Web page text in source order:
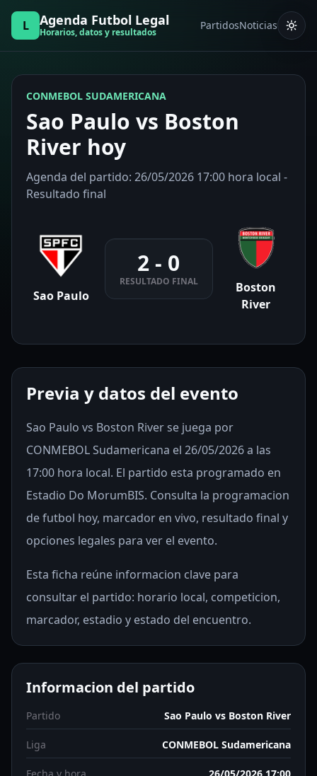
L Agenda Futbol Legal
Horarios, datos y resultados
PartidosNoticias
CONMEBOL SUDAMERICANA
Sao Paulo vs Boston
River hoy
Agenda del partido: 26/05/2026 17:00 hora local -
Resultado final
Sao Paulo
2 - 0
RESULTADO FINAL
Boston
River
Previa y datos del evento
Sao Paulo vs Boston River se juega por
CONMEBOL Sudamericana el 26/05/2026 a las
17:00 hora local. El partido esta programado en
Estadio Do MorumBIS. Consulta la programacion
de futbol hoy, marcador en vivo, resultado final y
opciones legales para ver el evento.
Esta ficha reúne informacion clave para
consultar el partido: horario local, competicion,
marcador, estadio y estado del encuentro.
Informacion del partido
Partido Sao Paulo vs Boston River
Liga CONMEBOL Sudamericana